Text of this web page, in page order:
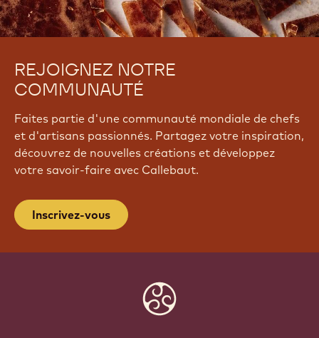
REJOIGNEZ NOTRE
COMMUNAUTÉ
Faites partie d'une communauté mondiale de chefs
et d'artisans passionnés. Partagez votre inspiration,
découvrez de nouvelles créations et développez
votre savoir-faire avec Callebaut.
Inscrivez-vous